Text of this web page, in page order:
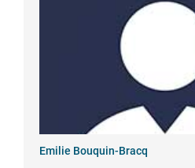
Emilie Bouquin-Bracq